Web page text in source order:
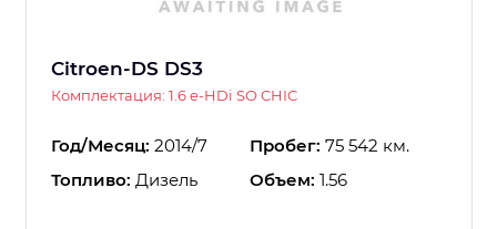
Citroen-DS DS3
Комплектация: 1.6 e-HDi SO CHIC
Год/Месяц: 2014/7 Пробег: 75 542 км.
Топливо: Дизель Объем: 1.56